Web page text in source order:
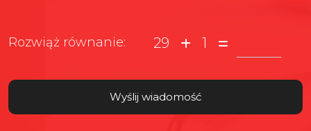
Rozwiąż równanie: 29 1